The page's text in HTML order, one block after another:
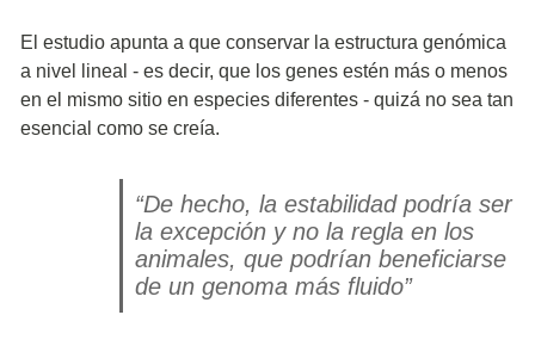
El estudio apunta a que conservar la estructura genómica
a nivel lineal - es decir, que los genes estén más o menos
en el mismo sitio en especies diferentes - quizá no sea tan
esencial como se creía.
“De hecho, la estabilidad podría ser
la excepción y no la regla en los
animales, que podrían beneficiarse
de un genoma más fluido”